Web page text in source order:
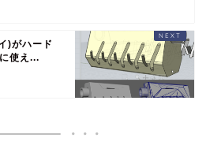
)がハード
使え...